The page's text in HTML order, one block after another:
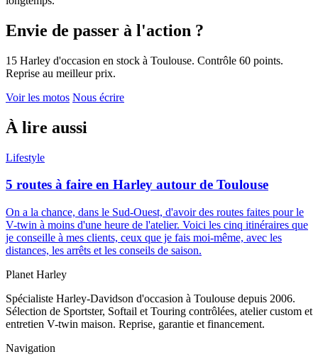
Envie de passer à l'action ?
15 Harley d'occasion en stock à Toulouse. Contrôle 60 points.
Reprise au meilleur prix.
Voir les motos Nous écrire
À lire aussi
Lifestyle
5 routes à faire en Harley autour de Toulouse
On a la chance, dans le Sud-Ouest, d'avoir des routes faites pour le
V-twin à moins d'une heure de l'atelier. Voici les cinq itinéraires que
je conseille à mes clients, ceux que je fais moi-même, avec les
distances, les arrêts et les conseils de saison.
Planet Harley
Spécialiste Harley-Davidson d'occasion à Toulouse depuis 2006.
Sélection de Sportster, Softail et Touring contrôlées, atelier custom et
entretien V-twin maison. Reprise, garantie et financement.
Navigation